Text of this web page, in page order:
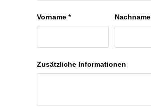
E-
Vorname * Nachname
Zusätzliche Informationen